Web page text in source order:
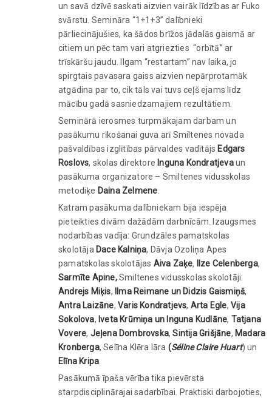
un savā dzīvē saskati aizvien vairāk līdzības ar Fuko
svārstu. Semināra “1+1+3” dalībnieki
pārliecinājušies, ka šādos brīžos jādalās gaismā ar
citiem un pēc tam vari atgriezties “orbītā” ar
trīskāršu jaudu. Ilgam “restartam” nav laika, jo
spirgtais pavasara gaiss aizvien nepārprotamāk
atgādina par to, cik tāls vai tuvs ceļš ejams līdz
mācību gadā sasniedzamajiem rezultātiem.
Seminārā ierosmes turpmākajam darbam un
pasākumu rīkošanai guva arī Smiltenes novada
pašvaldības izglītības pārvaldes vadītājs Edgars
Roslovs, skolas direktore Inguna Kondratjevaun
pasākuma organizatore – Smiltenes vidusskolas
metodiķe Daina Zelmene
Katram pasākuma dalībniekam bija iespēja
pieteikties divām dažādām darbnīcām. Izaugsmes
nodarbības vadīja: Grundzāles pamatskolas
skolotāja Dace Kalniņa, Dāvja Ozoliņa Apes
pamatskolas skolotājas Aiva Zaķe, Ilze Celenberga,
Sarmīte Apine,Smiltenes vidusskolas skolotāji:
Andrejs Miķis, Ilma Reimane un Didzis Gaismiņš,
Antra Laizāne,Varis Kondratjevs, Arta Egle,Vija
Sokolova, Iveta Krūmiņa un Inguna Kudlāne, Tatjana
Vovere, Jeļena Dombrovska,Sintija Grišjāne, Madara
Kronberga, Selīna Klēra Iāra (Séline Claire Huart) un
Elīna Kripa
Pasākumā īpaša vērība tika pievērsta
starpdisciplinārajai sadarbībai. Praktiski darbojoties,